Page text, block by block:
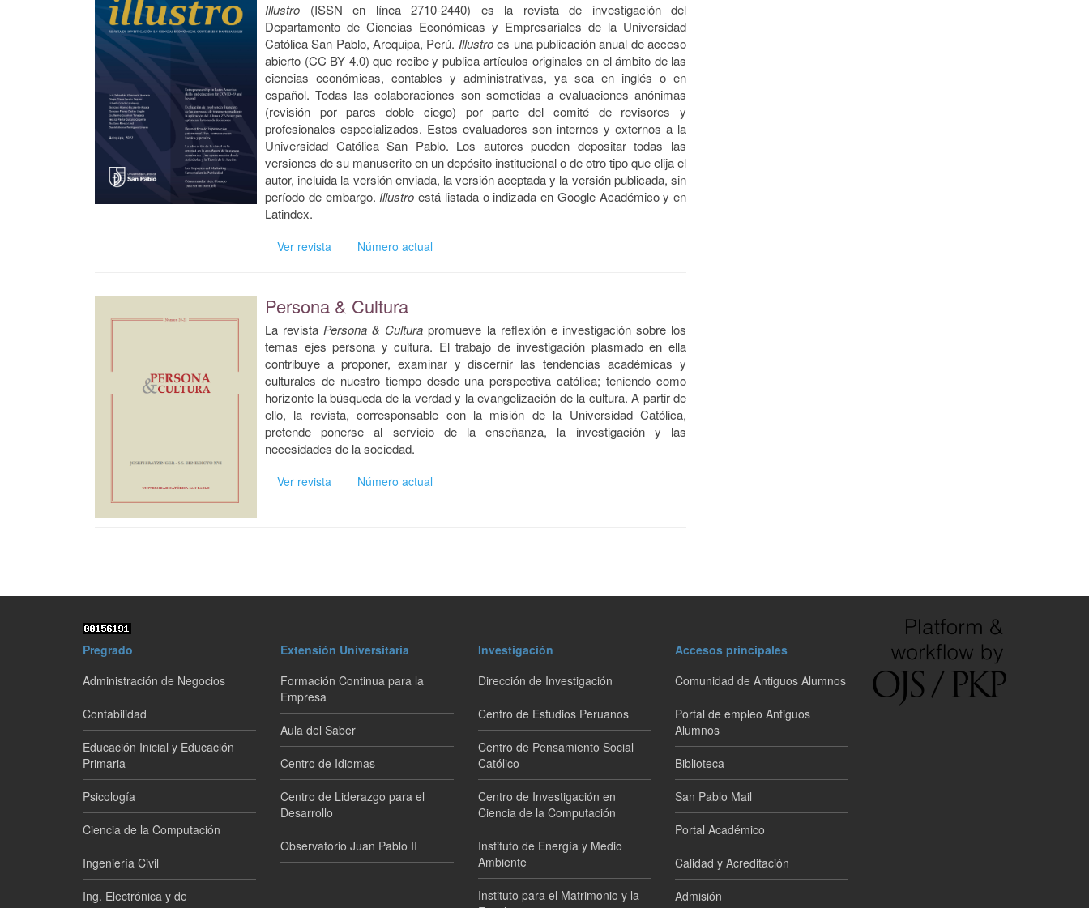
Illustro (ISSN en línea 2710-2440) es la revista de investigación del
Departamento de Ciencias Económicas y Empresariales de la Universidad
Católica San Pablo, Arequipa, Perú. Illustroes una publicación anual de acceso
abierto (CC BY 4.0) que recibe y publica artículos originales en el ámbito de las
ciencias económicas, contables y administrativas, ya sea en inglés o en
español. Todas las colaboraciones son sometidas a evaluaciones anónimas
(revisión por pares doble ciego) por parte del comité de revisores y
profesionales especializados. Estos evaluadores son internos y externos a la
Universidad Católica San Pablo. Los autores pueden depositar todas las
versiones de su manuscrito en un depósito institucional o de otro tipo que elija el
autor, incluida la versión enviada, la versión aceptada y la versión publicada, sin
período de embargo. Illustro está listada o indizada en Google Académico y en
Latindex.
Ver revista Número actual
Persona & Cultura
La revista Persona & Cultura promueve la reflexión e investigación sobre los
temas ejes persona y cultura. El trabajo de investigación plasmado en ella
contribuye a proponer, examinar y discernir las tendencias académicas y
culturales de nuestro tiempo desde una perspectiva católica; teniendo como
horizonte la búsqueda de la verdad y la evangelización de la cultura. A partir de
ello, la revista, corresponsable con la misión de la Universidad Católica,
pretende ponerse al servicio de la enseñanza, la investigación y las
necesidades de la sociedad.
Ver revista Número actual
Pregrado
Administración de Negocios
Contabilidad
Educación Inicial y Educación
Primaria
Psicología
Ciencia de la Computación
Ingeniería Civil
Ing. Electrónica y de
Extensión Universitaria
Formación Continua para la
Empresa
Aula del Saber
Centro de Idiomas
Centro de Liderazgo para el
Desarrollo
Observatorio Juan Pablo II
Investigación
Dirección de Investigación
Centro de Estudios Peruanos
Centro de Pensamiento Social
Católico
Centro de Investigación en
Ciencia de la Computación
Instituto de Energía y Medio
Ambiente
Instituto para el Matrimonio y la
Accesos principales
Comunidad de Antiguos Alumnos
Portal de empleo Antiguos
Alumnos
Biblioteca
San Pablo Mail
Portal Académico
Calidad y Acreditación
Admisión